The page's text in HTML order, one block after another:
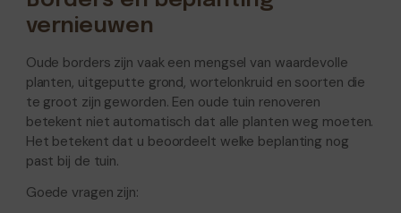
vernieuwen
Oude borders zijn vaak een mengsel van waardevolle
planten, uitgeputte grond, wortelonkruid en soorten die
te groot zijn geworden. Een oude tuin renoveren
betekent niet automatisch dat alle planten weg moeten.
Het betekent dat u beoordeelt welke beplanting nog
past bij de tuin.
Goede vragen zijn: